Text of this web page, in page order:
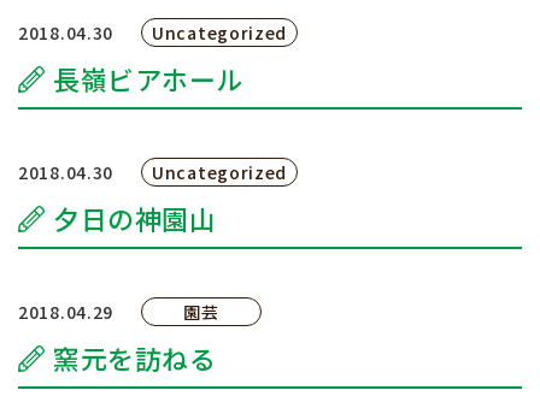
2018.04.30 Uncategorized
長嶺ビアホール
2018.04.30 Uncategorized
夕日の神園山
2018.04.29 園芸
窯元を訪ねる
はじめての方へ
採用情報
院長のボヤキ
お問い合わせ